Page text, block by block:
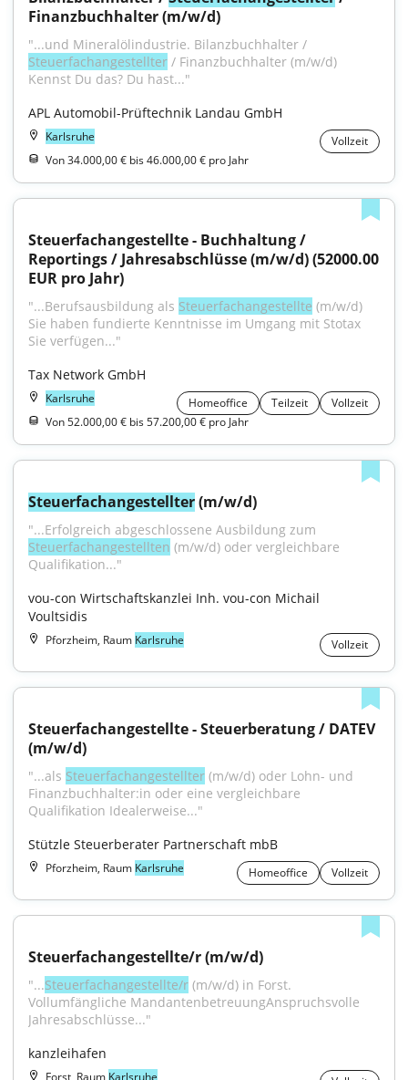
Finanzbuchhalter (m/w/d)
Steuerfachangestellter / Finanzbuchhalter (m/w/d)
Kennst Du das? Du hast..."
APL Automobil-Prüftechnik Landau GmbH
Karlsruhe
Vollzeit
Von 34.000,00 € bis 46.000,00 € pro Jahr
Steuerfachangestellte - Buchhaltung /
Reportings / Jahresabschlüsse (m/w/d) (52000.00
EUR pro Jahr)
"...Berufsausbildung als Steuerfachangestellte (m/w/d)
Sie haben fundierte Kenntnisse im Umgang mit Stotax
Sie verfügen..."
Tax Network GmbH
Karlsruhe Homeoffice Teilzeit
Vollzeit
Von 52.000,00 € bis 57.200,00 € pro Jahr
Steuerfachangestellter (m/w/d)
Steuerfachangestellten (m/w/d) oder vergleichbare
Qualifikation..."
vou-con Wirtschaftskanzlei Inh. vou-con Michail
Voultsidis
Pforzheim, Raum Karlsruhe Vollzeit
Steuerfachangestellte - Steuerberatung / DATEV
(m/w/d)
"...als Steuerfachangestellter (m/w/d) oder Lohn- und
Finanzbuchhalter:in oder eine vergleichbare
Qualifikation Idealerweise..."
Stützle Steuerberater Partnerschaft mbB
Pforzheim, Raum Karlsruhe Homeoffice Vollzeit
Steuerfachangestellte/r (m/w/d)
"...Steuerfachangestellte/r (m/w/d) in Forst.
Vollumfängliche MandantenbetreuungAnspruchsvolle
Jahresabschlüsse..."
kanzleihafen
Forst, Raum Karlsruhe